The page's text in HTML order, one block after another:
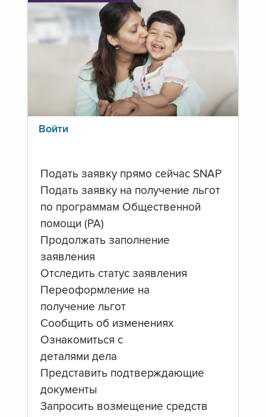
Войти
Подать заявку прямо сейчас SNAP
Подать заявку на получение льгот
по программам Общественной
помощи (PA)
Продолжать заполнение
заявления
Отследить статус заявления
Переоформление на
получение льгот
Сообщить об изменениях
Ознакомиться с
деталями дела
Представить подтверждающие
документы
Запросить возмещение средств